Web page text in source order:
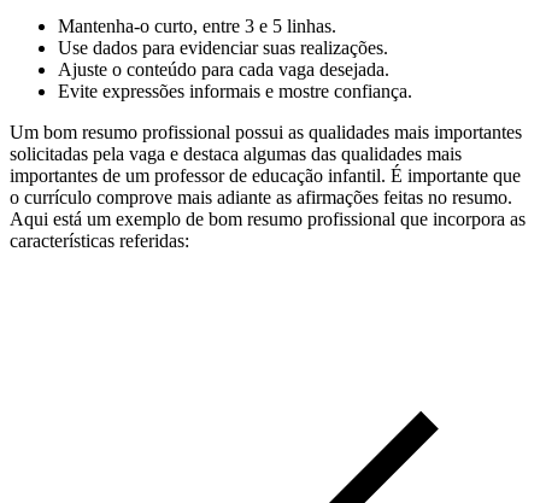
Mantenha-o curto, entre 3 e 5 linhas.
Use dados para evidenciar suas realizações.
Ajuste o conteúdo para cada vaga desejada.
Evite expressões informais e mostre confiança.
Um bom resumo profissional possui as qualidades mais importantes
solicitadas pela vaga e destaca algumas das qualidades mais
importantes de um professor de educação infantil. É importante que
o currículo comprove mais adiante as afirmações feitas no resumo.
Aqui está um exemplo de bom resumo profissional que incorpora as
características referidas: